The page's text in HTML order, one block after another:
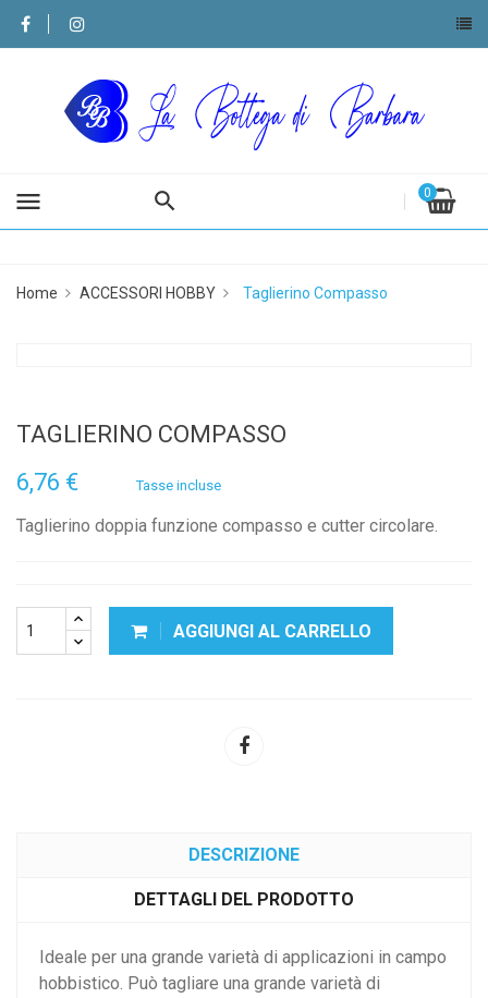
menu 0
Home ACCESSORI HOBBY Taglierino Compasso
TAGLIERINO COMPASSO
6,76 €
Tasse incluse
Taglierino doppia funzione compasso e cutter circolare.
AGGIUNGI AL CARRELLO
DESCRIZIONE
DETTAGLI DEL PRODOTTO
Ideale per una grande varietà di applicazioni in campo
hobbistico. Può tagliare una grande varietà di